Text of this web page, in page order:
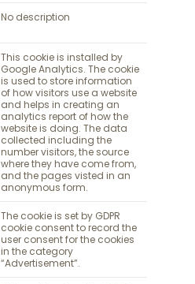
No description
This cookie is installed by
Google Analytics. The cookie
is used to store information
of how visitors use a website
and helps in creating an
analytics report of how the
website is doing. The data
collected including the
number visitors, the source
where they have come from,
and the pages visted in an
anonymous form.
The cookie is set by GDPR
cookie consent to record the
user consent for the cookies
in the category
“Advertisement”.